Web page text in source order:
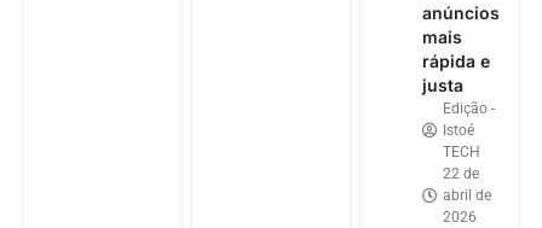
anúncios
mais
rápida e
justa
Edição -
Istoé
TECH
22 de
abril de
2026